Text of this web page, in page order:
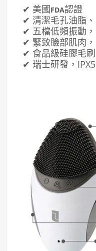
✔ 美國FDA認證
✔ 清潔毛孔油脂
✔ 五檔低頻振動
✔ 緊致臉部肌肉
✔ 食品級硅膠毛
✔ 瑞士研發，